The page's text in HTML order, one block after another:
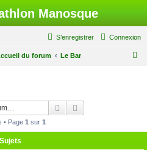
Manosque
Connexion
S’enregistrer
du forum Le Bar
Rechercher
• Page 1 sur 1
Sujets